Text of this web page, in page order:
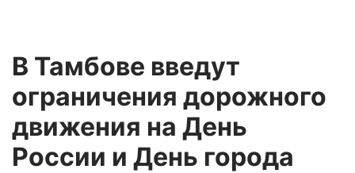
В Тамбове введут
ограничения дорожного
движения на День
России и День города